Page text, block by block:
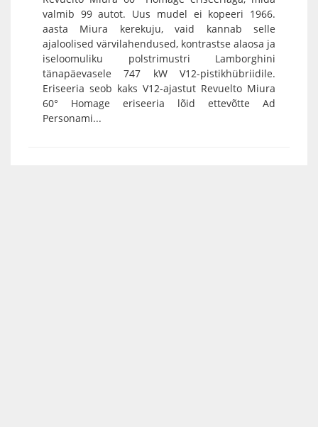
valmib 99 autot. Uus mudel ei kopeeri 1966.
aasta Miura kerekuju, vaid kannab selle
ajaloolised värvilahendused, kontrastse alaosa ja
iseloomuliku polstrimustri Lamborghini
tänapäevasele 747 kW V12-pistikhübriidile.
Eriseeria seob kaks V12-ajastut Revuelto Miura
60° Homage eriseeria lõid ettevõtte Ad
Personami...